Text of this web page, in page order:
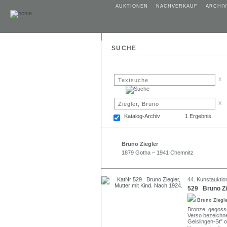
AUKTIONEN NACHVERKAUF ARCHIV
SUCHE
x
x
Katalog-Archiv 1 Ergebnis
Bruno Ziegler
1879 Gotha – 1941 Chemnitz
44.
529 Bruno
Bruno
Bronze,
Verso
Geislingen-St"